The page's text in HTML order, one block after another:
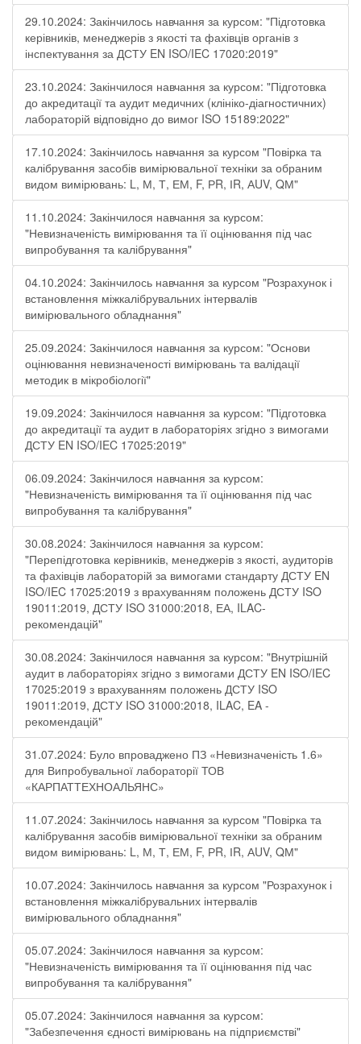
29.10.2024: Закінчилось навчання за курсом: "Підготовка
керівників, менеджерів з якості та фахівців органів з
інспектування за ДСТУ EN ISO/IEC 17020:2019"
23.10.2024: Закінчилося навчання за курсом: "Підготовка
до акредитації та аудит медичних (клініко-діагностичних)
лабораторій відповідно до вимог ISO 15189:2022"
17.10.2024: Закінчилось навчання за курсом "Повірка та
калібрування засобів вимірювальної техніки за обраним
видом вимірювань: L, М, Т, ЕМ, F, РR, ІR, АUV, QМ"
11.10.2024: Закінчилося навчання за курсом:
"Невизначеність вимірювання та її оцінювання під час
випробування та калібрування"
04.10.2024: Закінчилось навчання за курсом "Розрахунок і
встановлення міжкалібрувальних інтервалів
вимірювального обладнання"
25.09.2024: Закінчилося навчання за курсом: "Основи
оцінювання невизначеності вимірювань та валідації
методик в мікробіології"
19.09.2024: Закінчилося навчання за курсом: "Підготовка
до акредитації та аудит в лабораторіях згідно з вимогами
ДСТУ EN ISO/IEC 17025:2019"
06.09.2024: Закінчилося навчання за курсом:
"Невизначеність вимірювання та її оцінювання під час
випробування та калібрування"
30.08.2024: Закінчилося навчання за курсом:
"Перепідготовка керівників, менеджерів з якості, аудиторів
та фахівців лабораторій за вимогами стандарту ДСТУ EN
ISO/IEC 17025:2019 з врахуванням положень ДСТУ ISO
19011:2019, ДСТУ ISO 31000:2018, ЕА, ILAC-
рекомендацій"
30.08.2024: Закінчилося навчання за курсом: "Внутрішній
аудит в лабораторіях згідно з вимогами ДСТУ EN ISO/IEC
17025:2019 з врахуванням положень ДСТУ ISO
19011:2019, ДСТУ ISO 31000:2018, ILAC, EA -
рекомендацій"
31.07.2024: Було впроваджено ПЗ «Невизначеність 1.6»
для Випробувальної лабораторії ТОВ
«КАРПАТТЕХНОАЛЬЯНС»
11.07.2024: Закінчилось навчання за курсом "Повірка та
калібрування засобів вимірювальної техніки за обраним
видом вимірювань: L, М, Т, ЕМ, F, РR, ІR, АUV, QМ"
10.07.2024: Закінчилось навчання за курсом "Розрахунок і
встановлення міжкалібрувальних інтервалів
вимірювального обладнання"
05.07.2024: Закінчилося навчання за курсом:
"Невизначеність вимірювання та її оцінювання під час
випробування та калібрування"
05.07.2024: Закінчилося навчання за курсом:
"Забезпечення єдності вимірювань на підприємстві"